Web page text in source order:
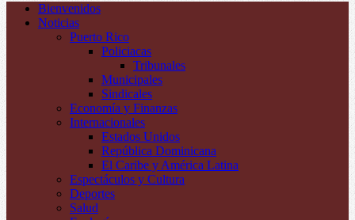
Bienvenidos
Noticias
Puerto Rico
Policiacas
Tribunales
Municipales
Sindicales
Economía y Finanzas
Internacionales
Estados Unidos
República Dominicana
El Caribe y América Latina
Espectáculos y Cultura
Deportes
Salud